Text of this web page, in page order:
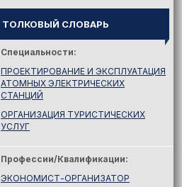
ТОЛКОВЫЙ СЛОВАРЬ
Специальности:
ПРОЕКТИРОВАНИЕ И ЭКСПЛУАТАЦИЯ
АТОМНЫХ ЭЛЕКТРИЧЕСКИХ
СТАНЦИЙ
ОРГАНИЗАЦИЯ ТУРИСТИЧЕСКИХ
УСЛУГ
Профессии/Квалификации:
ЭКОНОМИСТ-ОРГАНИЗАТОР